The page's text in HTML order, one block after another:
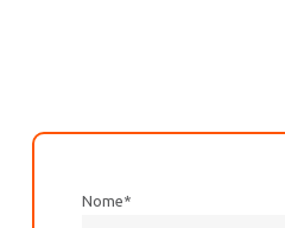
Nome*